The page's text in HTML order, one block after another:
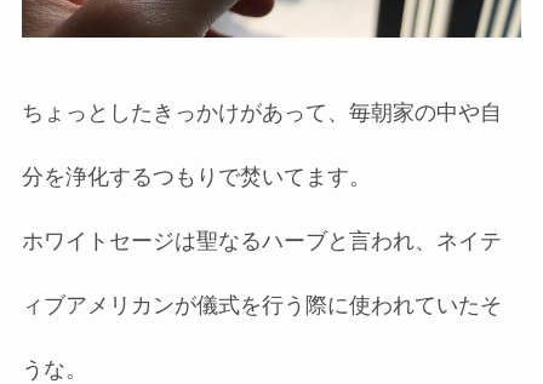
ちょっとしたきっかけがあって、毎朝家の中や自
分を浄化するつもりで焚いてます。
ホワイトセージは聖なるハーブと言われ、ネイテ
ィブアメリカンが儀式を行う際に使われていたそ
うな。